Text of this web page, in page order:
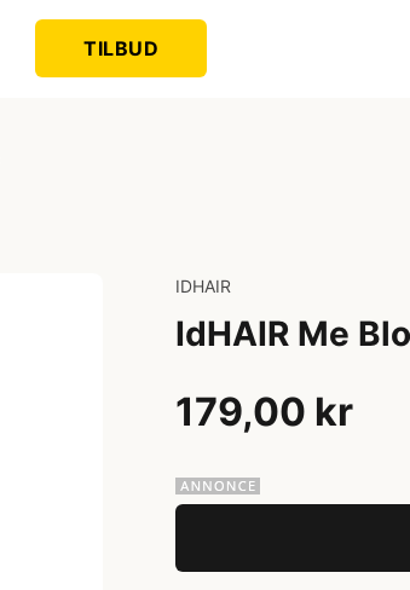
TILBUD
IDHAIR
IdHAIR Me
179,00 kr